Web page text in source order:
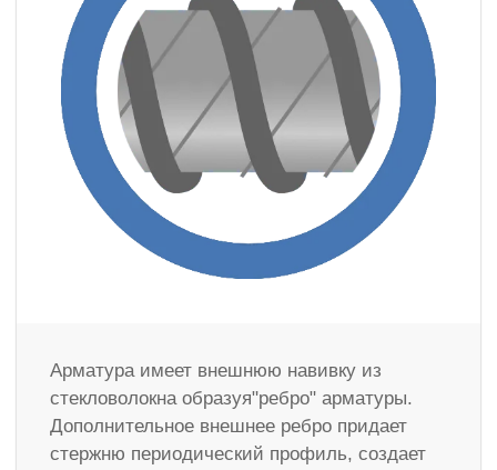
Арматура имеет внешнюю навивку из
стекловолокна образуя"ребро" арматуры.
Дополнительное внешнее ребро придает
стержню периодический профиль, создает